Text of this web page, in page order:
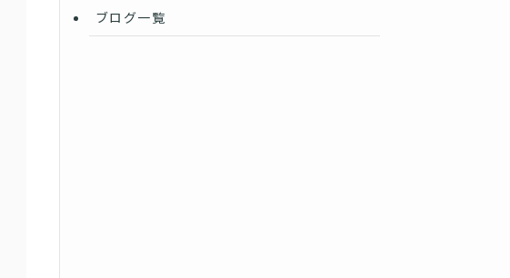
ブログ一覧